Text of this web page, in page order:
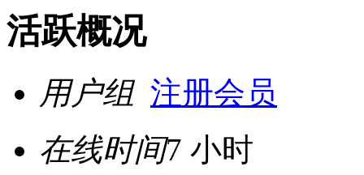
活跃概况
用户组 注册会员
在线时间7 小时